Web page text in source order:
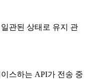
관된 상태로 유지 관
스하는 API가 전송 중